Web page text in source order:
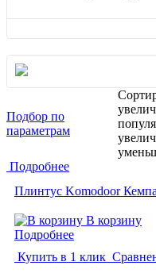
Подбор по
параметрам
Подробнее
Плинтус Komodoor
В корзину
Подробнее
Купить в 1 клик